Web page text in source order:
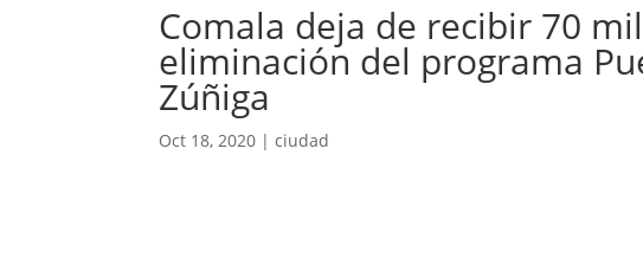
Comala deja de recibir 70
eliminación del programa
Zúñiga
Oct 18, 2020 |ciudad